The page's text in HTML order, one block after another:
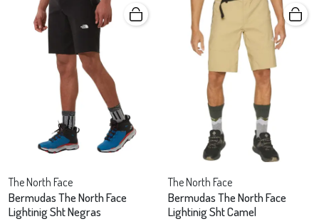
The North Face
Bermudas The North Face
Lightinig Sht Negras
The North Face
Bermudas The North Face
Lightinig Sht Camel